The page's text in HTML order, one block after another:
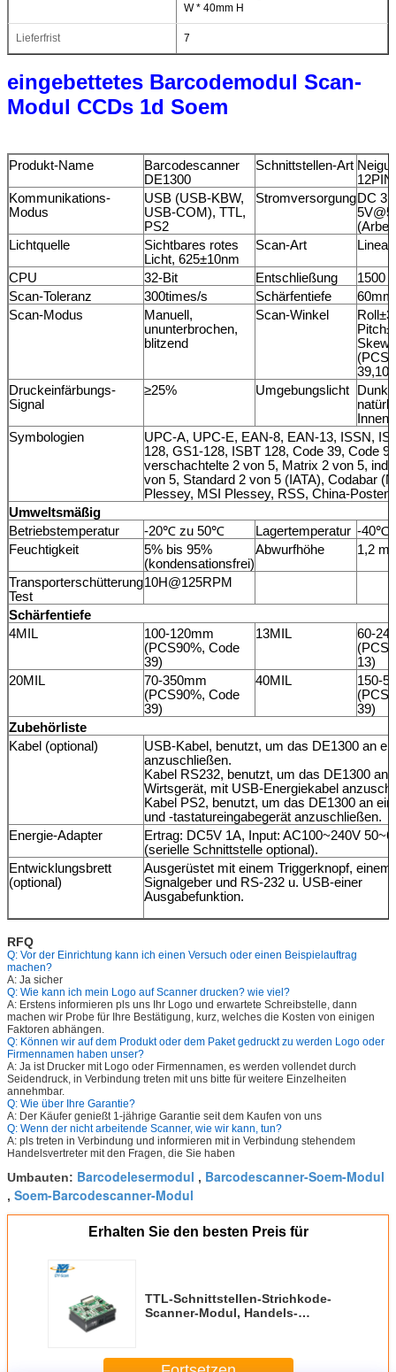
W * 40mm H
Lieferfrist 7
eingebettetes Barcodemodul Scan-
Modul CCDs 1d Soem
Produkt-Name
Barcodescanner
DE1300
Schnittstellen-Art
12PIN
Kommunikations-
Modus
USB (USB-KBW,
USB-COM), TTL,
PS2
StromversorgungDC
Lichtquelle
Sichtbares rotes
Licht, 625±10nm
Scan-Art
CPU 32-Bit Entschließung
1500
Scan-Toleranz
300times/s Schärfentiefe
Scan-Modus
Manuell,
ununterbrochen,
blitzend
Scan-Winkel
Druckeinfärbungs-
Signal
≥25% Umgebungslicht
Symbologien
UPC-A, UPC-E, EAN-8, EAN-13, ISSN,
128, GS1-128, ISBT 128, Code 39, Code
verschachtelte 2 von 5, Matrix 2 von 5,
von 5, Standard 2 von 5 (IATA), Codabar
Plessey, MSI Plessey, RSS, China-
Umweltsmäßig
Betriebstemperatur
-20℃ zu 50℃ Lagertemperatur -40℃
Feuchtigkeit
5% bis 95%
(kondensationsfrei)
Abwurfhöhe 1,2 m
Transporterschütterung
Test
10H@125RPM
Schärfentiefe
4MIL
100-120mm
(PCS90%, Code
39)
13MIL
60-
13)
20MIL
70-350mm
(PCS90%, Code
39)
40MIL
150-
39)
Zubehörliste
Kabel (optional)
USB-Kabel, benutzt, um das DE1300 an
anzuschließen.
Kabel RS232, benutzt, um das DE1300 an
Wirtsgerät, mit USB-Energiekabel
Kabel PS2, benutzt, um das DE1300 an
und -tastatureingabegerät anzuschließen.
Energie-Adapter
Ertrag: DC5V 1A, Input: AC100~240V
(serielle Schnittstelle optional).
Entwicklungsbrett
(optional)
Ausgerüstet mit einem Triggerknopf, einem
Signalgeber und RS-232 u. USB-einer
Ausgabefunktion.
RFQ
Q: Vor der Einrichtung kann ich einen Versuch oder einen Beispielauftrag
machen?
A: Ja sicher
Q: Wie kann ich mein Logo auf Scanner drucken? wie viel?
A: Erstens informieren pls uns Ihr Logo und erwartete Schreibstelle, dann
machen wir Probe für Ihre Bestätigung, kurz, welches die Kosten von einigen
Faktoren abhängen.
Q: Können wir auf dem Produkt oder dem Paket gedruckt zu werden Logo oder
Firmennamen haben unser?
A: Ja ist Drucker mit Logo oder Firmennamen, es werden vollendet durch
Seidendruck, in Verbindung treten mit uns bitte für weitere Einzelheiten
annehmbar.
Q: Wie über Ihre Garantie?
A: Der Käufer genießt 1-jährige Garantie seit dem Kaufen von uns
Q: Wenn der nicht arbeitende Scanner, wie wir kann, tun?
A: pls treten in Verbindung und informieren mit in Verbindung stehendem
Handelsvertreter mit den Fragen, die Sie haben
Umbauten: Barcodelesermodul , Barcodescanner-Soem-Modul
, Soem-Barcodescanner-Modul
Erhalten Sie den besten Preis für
TTL-Schnittstellen-Strichkode-
Scanner-Modul, Handels-